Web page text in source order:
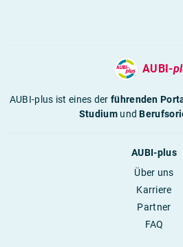
AUBI-
AUBI-plus ist eines derführenden
Studiumund
AUBI-plus
Über uns
Karriere
Partner
FAQ